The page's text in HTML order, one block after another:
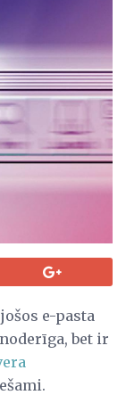
e-pasta
bet ir